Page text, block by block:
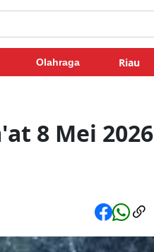
Olahraga Riau
8 Mei 2026